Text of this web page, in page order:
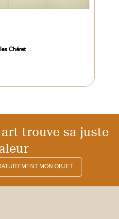
Chéret
trouve sa juste
MON OBJET